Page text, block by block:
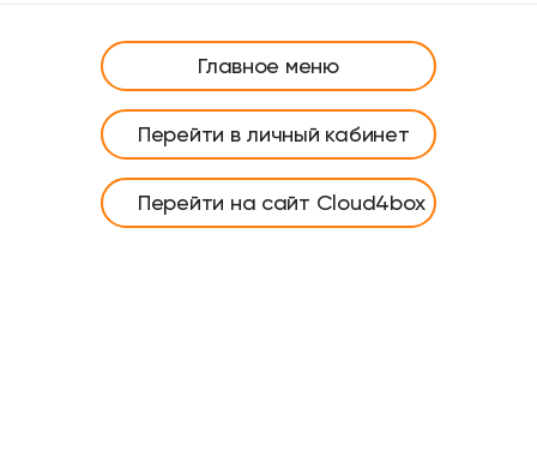
Главное меню
Перейти в личный кабинет
Перейти на сайт Cloud4box